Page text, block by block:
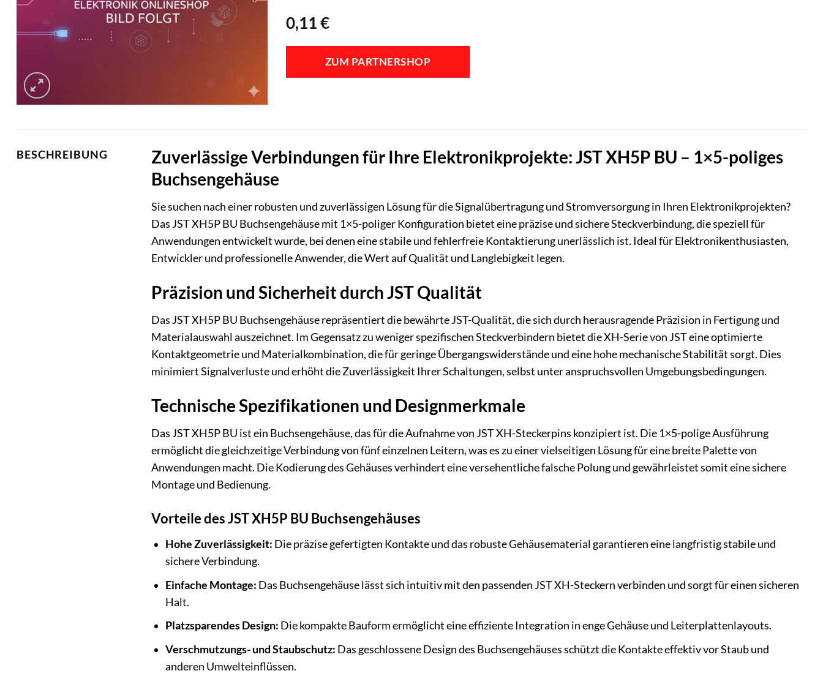
0,11€
ZUM PARTNERSHOP
BESCHREIBUNG
Zuverlässige Verbindungen für Ihre Elektronikprojekte: JST XH5P BU – 1×5-poliges
Buchsengehäuse
Sie suchen nach einer robusten und zuverlässigen Lösung für die Signalübertragung und Stromversorgung in Ihren Elektronikprojekten?
Das JST XH5P BU Buchsengehäuse mit 1×5-poliger Konfiguration bietet eine präzise und sichere Steckverbindung, die speziell für
Anwendungen entwickelt wurde, bei denen eine stabile und fehlerfreie Kontaktierung unerlässlich ist. Ideal für Elektronikenthusiasten,
Entwickler und professionelle Anwender, die Wert auf Qualität und Langlebigkeit legen.
Präzision und Sicherheit durch JST Qualität
Das JST XH5P BU Buchsengehäuse repräsentiert die bewährte JST-Qualität, die sich durch herausragende Präzision in Fertigung und
Materialauswahl auszeichnet. Im Gegensatz zu weniger spezifischen Steckverbindern bietet die XH-Serie von JST eine optimierte
Kontaktgeometrie und Materialkombination, die für geringe Übergangswiderstände und eine hohe mechanische Stabilität sorgt. Dies
minimiert Signalverluste und erhöht die Zuverlässigkeit Ihrer Schaltungen, selbst unter anspruchsvollen Umgebungsbedingungen.
Technische Spezifikationen und Designmerkmale
Das JST XH5P BU ist ein Buchsengehäuse, das für die Aufnahme von JST XH-Steckerpins konzipiert ist. Die 1×5-polige Ausführung
ermöglicht die gleichzeitige Verbindung von fünf einzelnen Leitern, was es zu einer vielseitigen Lösung für eine breite Palette von
Anwendungen macht. Die Kodierung des Gehäuses verhindert eine versehentliche falsche Polung und gewährleistet somit eine sichere
Montage und Bedienung.
Vorteile des JST XH5P BU Buchsengehäuses
Hohe Zuverlässigkeit: Die präzise gefertigten Kontakte und das robuste Gehäusematerial garantieren eine langfristig stabile und
sichere Verbindung.
Einfache Montage: Das Buchsengehäuse lässt sich intuitiv mit den passenden JST XH-Steckern verbinden und sorgt für einen sicheren
Halt.
Platzsparendes Design: Die kompakte Bauform ermöglicht eine effiziente Integration in enge Gehäuse und Leiterplattenlayouts.
Verschmutzungs- und Staubschutz: Das geschlossene Design des Buchsengehäuses schützt die Kontakte effektiv vor Staub und
anderen Umwelteinflüssen.